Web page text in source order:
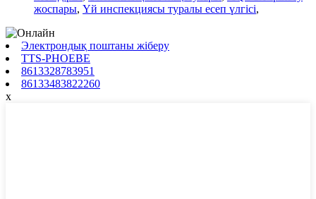
жоспары, Үй инспекциясы туралы есеп үлгісі,
Электрондық поштаны жіберу
TTS-PHOEBE
8613328783951
86133483822260
x